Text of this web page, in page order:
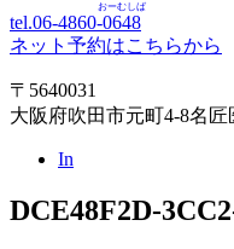
tel.06-4860-0648
おーむしば
ネット予約はこちらから
〒5640031
大阪府吹田市元町4-8名匠
In
DCE48F2D-